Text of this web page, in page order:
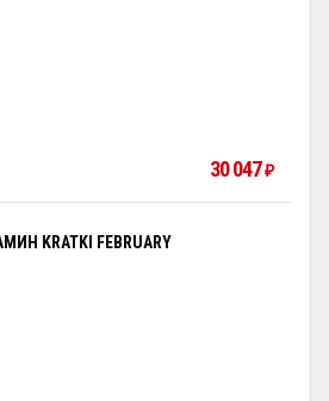
30 047 ₽
KRATKI FEBRUARY